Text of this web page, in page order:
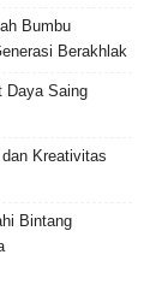
Bumbu
Berakhlak
Daya Saing
Kreativitas
Bintang